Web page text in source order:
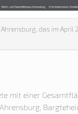
das im April
mit einer